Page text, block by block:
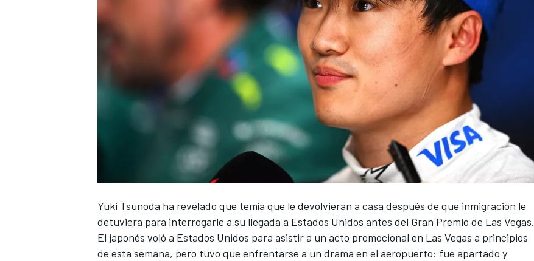
Yuki Tsunoda ha revelado que temía que le devolvieran a casa después de que inmigración le
detuviera para interrogarle a su llegada a Estados Unidos antes del Gran Premio de Las Vegas.
El japonés voló a Estados Unidos para asistir a un acto promocional en Las Vegas a principios
de esta semana, pero tuvo que enfrentarse a un drama en el aeropuerto: fue apartado y